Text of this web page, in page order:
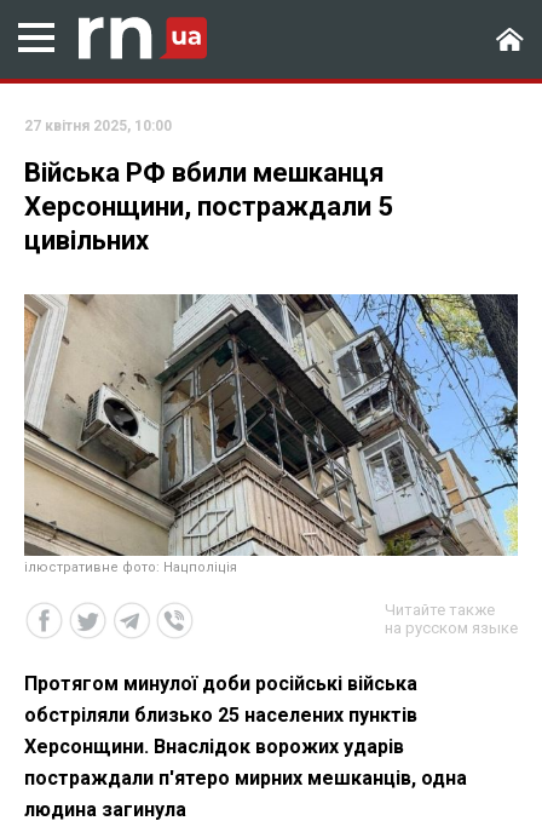
27 квітня 2025, 10:00
Війська РФ вбили мешканця
Херсонщини, постраждали 5
цивільних
ілюстративне фото: Нацполіція
Читайте также
на русском языке
Протягом минулої доби російські війська
обстріляли близько 25 населених пунктів
Херсонщини. Внаслідок ворожих ударів
постраждали п'ятеро мирних мешканців, одна
людина загинула